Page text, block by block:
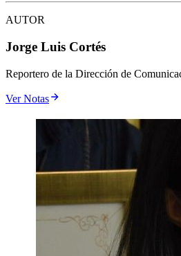
AUTOR
Jorge Luis Cortés
Reportero de la Dirección de
Ver Notas